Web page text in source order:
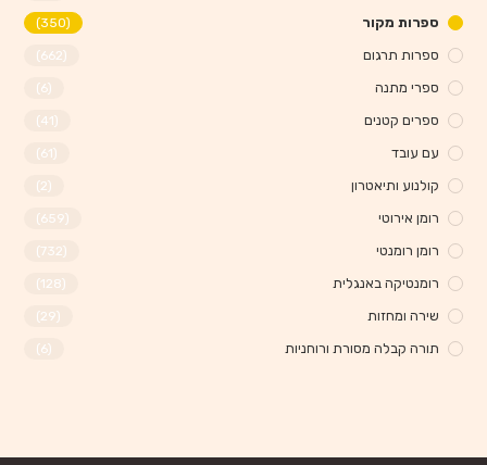
ספרות מקור (350)
ספרות תרגום (662)
ספרי מתנה (6)
ספרים קטנים (41)
עם עובד (61)
קולנוע ותיאטרון (2)
רומן אירוטי (659)
רומן רומנטי (732)
רומנטיקה באנגלית (128)
שירה ומחזות (29)
תורה קבלה מסורת ורוחניות (6)